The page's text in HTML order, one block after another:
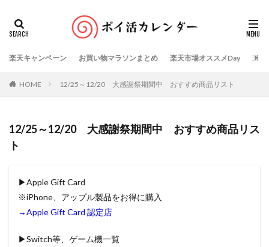
楽天キャンペーン お買い物マラソンまとめ 楽天市場オススメDay 楽天
HOME 12/25～12/20 大感謝祭期間中 おすすめ商品リスト
12/25～12/20 大感謝祭期間中 おすすめ商品リス
ト
▶Apple Gift Card
※iPhone、アップル製品をお得に購入
→Apple Gift Card 認定店
▶Switch等、ゲーム機一覧